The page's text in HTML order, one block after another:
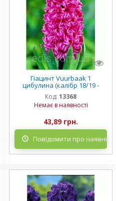
Гіацинт Vuurbaak 1
цибулина (калібр 18/19 -
дуже великий)
Код: 13368
Немає в наявності
43,89 грн.
Повідомити про